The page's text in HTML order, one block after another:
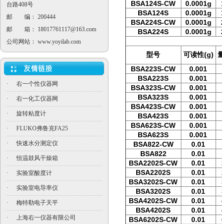
台路408号
邮 编： 200444
邮 箱：
18017761117@163.com
公司网站： www.yoyilab.com
· 右一个性仪器网
· 右一化工仪器网
· 旋转粘度计
· FLUKO弗鲁克FA25
· 快速水分测定仪
· 恒温鼓风干燥箱
· 实验室酸度计
· 实验室电导率仪
· 梅特勒电子天平
· 上海右一仪器有限公司
BSA124S-CW 0.0001g
BSA124S
0.0001g
BSA224S-CW
0.0001g
BSA224S
0.0001g
型号 可读性(g)
BSA223S-CW
0.001
BSA223S
0.001
BSA323S-CW
0.001
BSA323S
0.001
BSA423S-CW
0.001
BSA423S
0.001
BSA623S-CW
0.001
BSA623S
0.001
BSA822-CW
0.01
BSA822
0.01
BSA2202S-CW
0.01
BSA2202S
0.01
BSA3202S-CW
0.01
BSA3202S
0.01
BSA4202S-CW
0.01
BSA4202S
0.01
BSA6202S-CW
0.01